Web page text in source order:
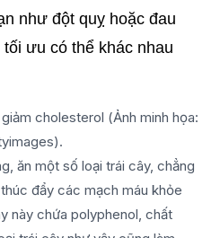
như đột quỵ hoặc đau
ưu có thể khác nhau
cholesterol (Ảnh minh họa:
ăn một số loại trái cây, chẳng
đẩy các mạch máu khỏe
này chứa polyphenol, chất